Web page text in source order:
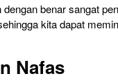
benar sangat
kita dapat
Nafas